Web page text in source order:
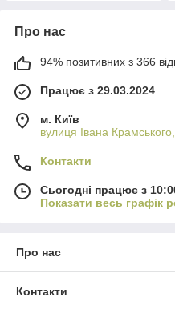
Про нас
94% позитивних з 366
Працює з 29.03.2024
м. Київ
вулиця Івана
Контакти
Сьогодні працює з
Показати весь графік
Про нас
Контакти